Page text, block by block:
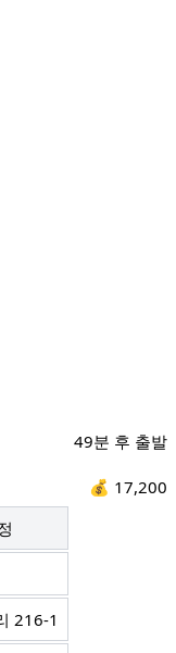
49분 후 출발
💰 17,200
216-1